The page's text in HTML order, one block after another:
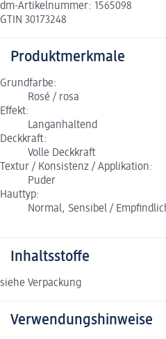
dm-Artikelnummer: 1565098
GTIN 30173248
Produktmerkmale
Grundfarbe:
Rosé / rosa
Effekt:
Langanhaltend
Deckkraft:
Volle Deckkraft
Textur / Konsistenz / Applikation:
Puder
Hauttyp:
Normal, Sensibel /
Inhaltsstoffe
siehe Verpackung
Verwendungshinweise